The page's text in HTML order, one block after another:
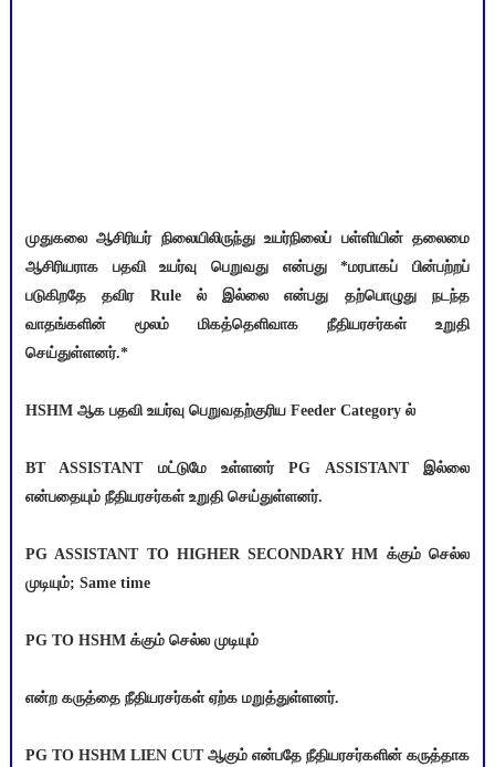
முதுகலை ஆசிரியர் நிலையிலிருந்து உயர்நிலைப் பள்ளியின் தலைமை
ஆசிரியராக பதவி உயர்வு பெறுவது என்பது *மரபாகப் பின்பற்றப்
படுகிறதே தவிர Rule ல் இல்லை என்பது தற்பொழுது நடந்த
வாதங்களின் மூலம் மிகத்தெளிவாக நீதியரசர்கள் உறுதி
செய்துள்ளனர்.*
HSHM ஆக பதவி உயர்வு பெறுவதற்குரிய Feeder Category ல்
BT ASSISTANT மட்டுமே உள்ளனர் PG ASSISTANT இல்லை
என்பதையும் நீதியரசர்கள் உறுதி செய்துள்ளனர்.
PG ASSISTANT TO HIGHER SECONDARY HM க்கும் செல்ல
முடியும்; Same time
PG TO HSHM க்கும் செல்ல முடியும்
என்ற கருத்தை நீதியரசர்கள் ஏற்க மறுத்துள்ளனர்.
PG TO HSHM LIEN CUT ஆகும் என்பதே நீதியரசர்களின் கருத்தாக